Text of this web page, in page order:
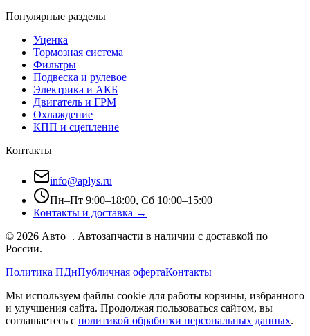
Популярные разделы
Уценка
Тормозная система
Фильтры
Подвеска и рулевое
Электрика и АКБ
Двигатель и ГРМ
Охлаждение
КПП и сцепление
Контакты
info@aplys.ru
Пн–Пт 9:00–18:00, Сб 10:00–15:00
Контакты и доставка →
© 2026 Авто+. Автозапчасти в наличии с доставкой по
России.
Политика ПДнПубличная офертаКонтакты
Мы используем файлы cookie для работы корзины, избранного
и улучшения сайта. Продолжая пользоваться сайтом, вы
соглашаетесь с политикой обработки персональных данных.